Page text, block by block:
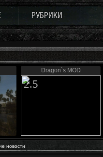
РУБРИКИ
Dragon`s MOD
2.5
новости